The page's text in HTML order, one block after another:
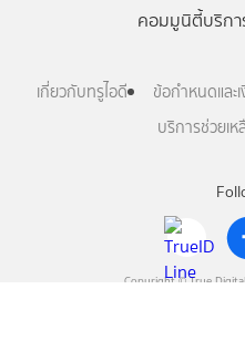
Copyright © True
คอมมูนิตี้บริก
เกี่ยวกับทรูไอดี ข้อกำหนดและ
บริการช่วยเห